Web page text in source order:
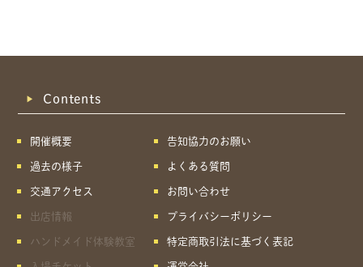
Contents
開催概要
過去の様子
交通アクセス
出店情報
ハンドメイド体験教室
告知協力のお願い
よくある質問
お問い合わせ
プライバシーポリシー
特定商取引法に基づく表記